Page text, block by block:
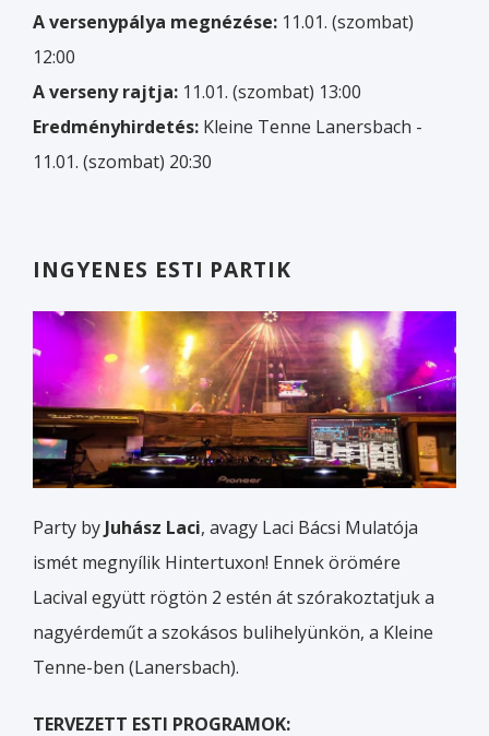
A versenypálya megnézése: 11.01. (szombat)
12:00
A verseny rajtja: 11.01. (szombat) 13:00
Eredményhirdetés: Kleine Tenne Lanersbach -
11.01. (szombat) 20:30
INGYENES ESTI PARTIK
Party by Juhász Laci, avagy Laci Bácsi Mulatója
ismét megnyílik Hintertuxon! Ennek örömére
Lacival együtt rögtön 2 estén át szórakoztatjuk a
nagyérdeműt a szokásos bulihelyünkön, a Kleine
Tenne-ben (Lanersbach).
TERVEZETT ESTI PROGRAMOK: